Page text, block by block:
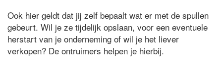
Ook hier geldt dat jij zelf bepaalt wat er met de spullen
gebeurt. Wil je ze tijdelijk opslaan, voor een eventuele
herstart van je onderneming of wil je het liever
verkopen? De ontruimers helpen je hierbij.